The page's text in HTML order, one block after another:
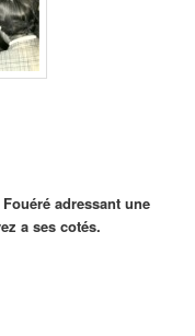
Fouéré adressant une
a ses cotés.